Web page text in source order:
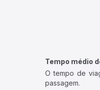
Tempo médio
O tempo de
passagem.